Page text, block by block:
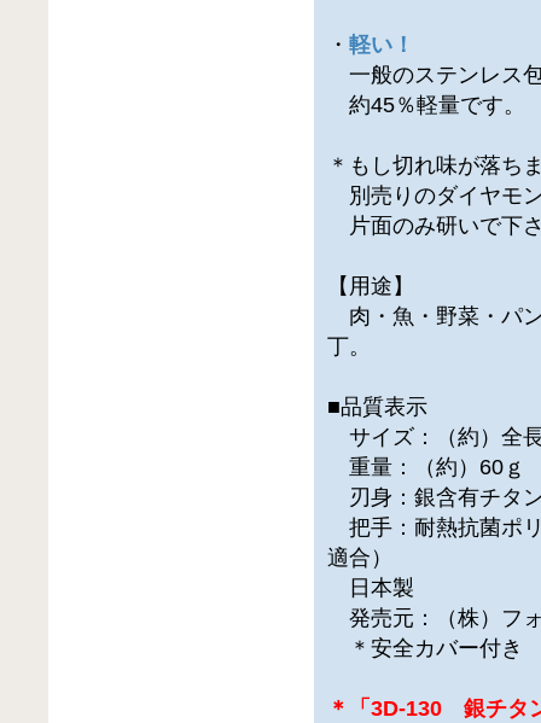
・軽い！
一般のステンレス
約45％軽量です。
＊もし切れ味が落ち
別売りのダイヤモ
片面のみ研いで下
【用途】
肉・魚・野菜・パ
丁。
■品質表示
サイズ：（約）全
重量：（約）60ｇ
刃身：銀含有チタ
把手：耐熱抗菌ポ
適合）
日本製
発売元：（株）フ
＊安全カバー付き
＊「3D-130 銀チタ